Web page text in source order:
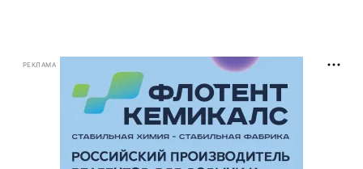
РЕКЛАМА